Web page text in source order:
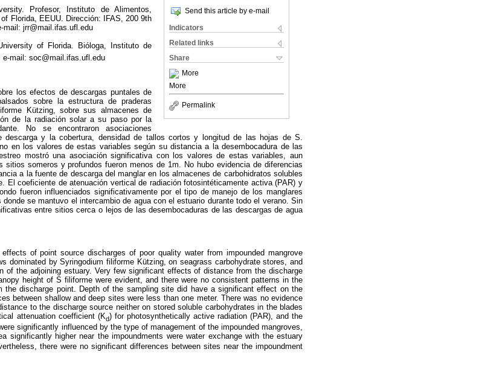
Send this article by e-mail
Indicators
Related links
Share
More
More
Permalink
Profesor, Instituto de Alimentos,
Florida, EEUU. Dirección: IFAS, 200 9th
mail: jrr@mail.ifas.ufl.edu
of Florida. Bióloga, Instituto de
mail: soc@mail.ifas.ufl.edu
los efectos de descargas puntales de
sobre la estructura de praderas
Kützing, sobre sus almacenes de
de la radiación solar a su paso por la
No se encontraron asociaciones
y la cobertura, densidad de tallos cortos y longitud de las hojas de S.
en los valores de estas variables según su distancia a la desembocadura de las
mostró una asociación significativa con los valores de estas variables, aun
sitios someros y profundos fueron menos de 1m. No hubo evidencia de diferencias
a la fuente de descarga del manglar en los almacenes de carbohidratos solubles
El coeficiente de atenuación vertical de radiación fotosintéticamente activa (PAR) y
fueron influenciados significativamente por el tipo de manejo de los manglares
se mantuvo el intercambio de agua con el estuario durante todo el verano. Sin
entre sitios cerca o lejos de las desembocaduras de las descargas de agua
of point source discharges of poor quality water from impounded mangrove
dominated by Syringodium filiforme Kützing, on seagrass carbohydrate stores, and
of the adjoining estuary. Very few significant effects of distance from the discharge
height of S filiforme were evident, and there were no consistent patterns in the
the discharge point. Depth of the sampling site did have a significant effect on the
between shallow and deep sites were less than one meter. There was no evidence
to the discharge source neither on stored soluble carbohydrates in the blades
attenuation coefficient (Kd) for photosynthetically active radiation (PAR), and the
significantly influenced by the type of management of the impounded mangroves,
significantly higher near the impoundments were water exchange with the estuary
there were no significant differences between sites near the impoundment